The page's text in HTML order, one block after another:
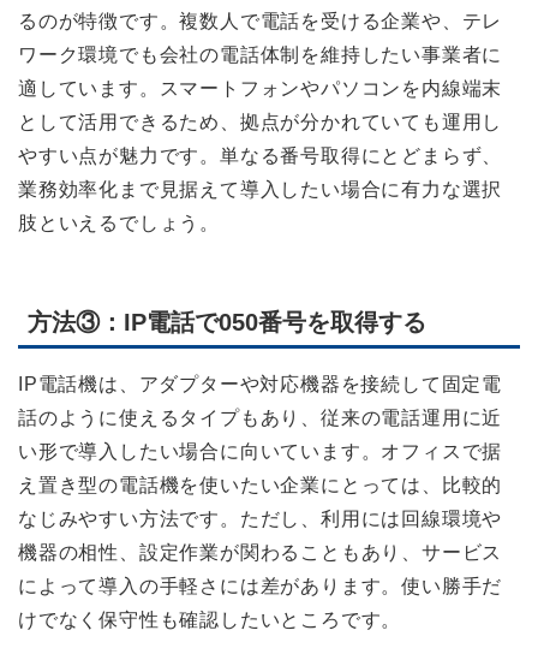
るのが特徴です。複数人で電話を受ける企業や、テレ
ワーク環境でも会社の電話体制を維持したい事業者に
適しています。スマートフォンやパソコンを内線端末
として活用できるため、拠点が分かれていても運用し
やすい点が魅力です。単なる番号取得にとどまらず、
業務効率化まで見据えて導入したい場合に有力な選択
肢といえるでしょう。
方法③：IP電話で050番号を取得する
IP電話機は、アダプターや対応機器を接続して固定電
話のように使えるタイプもあり、従来の電話運用に近
い形で導入したい場合に向いています。オフィスで据
え置き型の電話機を使いたい企業にとっては、比較的
なじみやすい方法です。ただし、利用には回線環境や
機器の相性、設定作業が関わることもあり、サービス
によって導入の手軽さには差があります。使い勝手だ
けでなく保守性も確認したいところです。